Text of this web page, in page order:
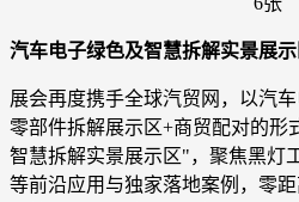
汽车电子绿色及智慧拆解实景展示
展会再度携手全球汽贸网，以汽
零部件拆解展示区+商贸配对的形
智慧拆解实景展示区"，聚焦黑灯
等前沿应用与独家落地案例，零